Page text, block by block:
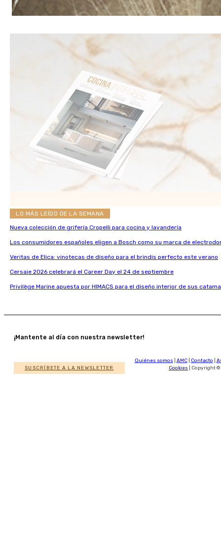
LO MÁS LEÍDO DE LA SEMANA
Nueva colección de grifería Cropelli para cocina y lavandería
Los consumidores españoles eligen a Bosch como su marca de
Veritas de Elica: vinotecas de diseño para el brindis perfecto este verano
Cersaie 2026 celebrará el Career Day el 24 de septiembre
Privilège Marine apuesta por HIMACS para el diseño interior de sus
¡Mantente al día con nuestra newsletter!
SUSCRÍBETE A LA NEWSLETTER
Quiénes somos AMC| Contacto
Cookies | Copyright